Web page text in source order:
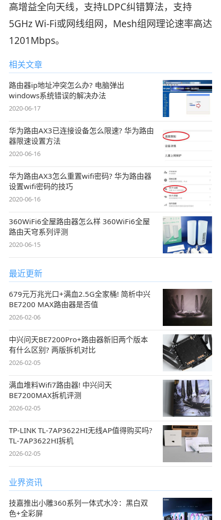
高增益全向天线，支持LDPC纠错算法，支持
5GHz Wi-Fi或网线组网，Mesh组网理论速率高达
1201Mbps。
相关文章
路由器ip地址冲突怎么办? 电脑弹出
windows系统错误的解决办法
2020-06-17
华为路由AX3已连接设备怎么限速? 华为路由
器限速设置方法
2020-06-16
华为路由AX3怎么重置wifi密码? 华为路由器
设置wifi密码的技巧
2020-06-16
360WiFi6全屋路由器怎么样 360WiFi6全屋
路由天穹系列评测
2020-06-15
最近更新
679元万兆光口+满血2.5G全家桶! 简析中兴
BE7200 MAX路由器是否值
2026-02-06
中兴问天BE7200Pro+路由器新旧两个版本
有什么区别? 两版拆机对比
2026-02-05
满血堆料Wifi7路由器! 中兴问天
BE7200MAX拆机评测
2026-02-05
TP-LINK TL-7AP3622HI无线AP值得购买吗?
TL-7AP3622HI拆机
2026-02-05
业界资讯
技嘉推出小雕360系列一体式水冷：黑白双
色+全彩屏